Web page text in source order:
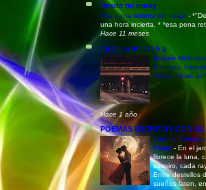
Desde mi noray
Esa pena retorna sin cesar-
una hora incierta, * *esa pena
Hace 11 meses
t u m i a m i b l o g
Broken
Grooves:
Cuban Music in
Hace 1 año
POEMAS ESCRITOS CON
Latidos Eternos
Plata) - En el
florece la luna,
suspiro, cada
Entre destellos
sueños laten,